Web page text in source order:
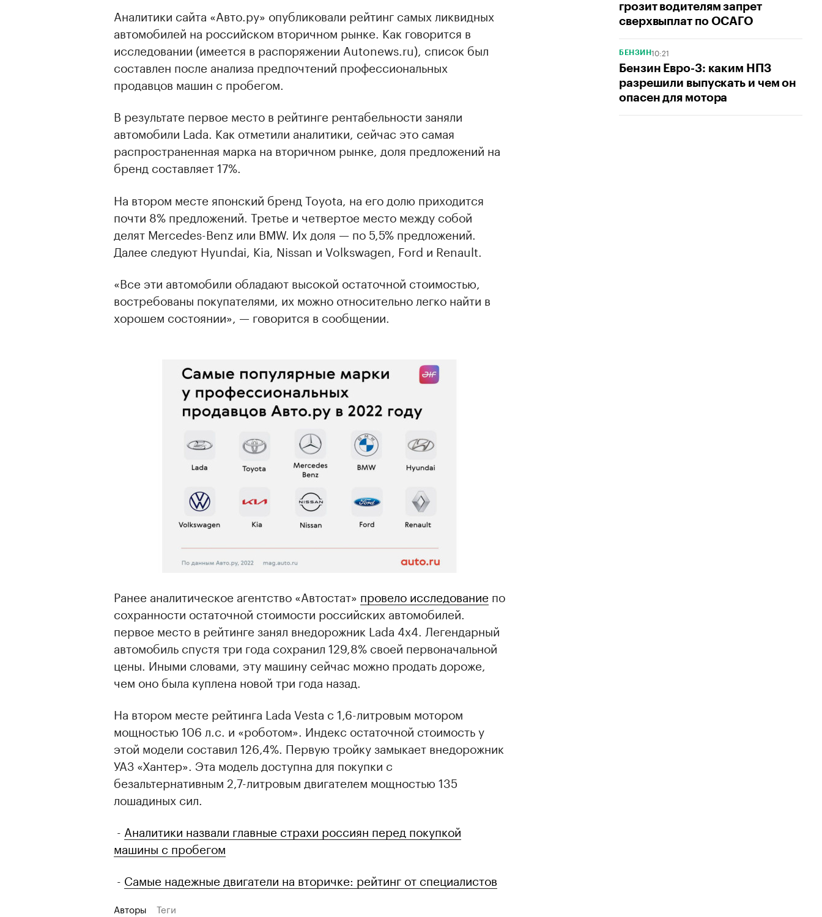
грозит водителям запрет
сверхвыплат по ОСАГО
БЕНЗИН10:21
Бензин Евро-3: каким НПЗ
разрешили выпускать и чем он
опасен для мотора
Аналитики сайта «Авто.ру» опубликовали рейтинг самых ликвидных
автомобилей на российском вторичном рынке. Как говорится в
исследовании (имеется в распоряжении Autonews.ru), список был
составлен после анализа предпочтений профессиональных
продавцов машин с пробегом.
В результате первое место в рейтинге рентабельности заняли
автомобили Lada. Как отметили аналитики, сейчас это самая
распространенная марка на вторичном рынке, доля предложений на
бренд составляет 17%.
00:00 / 00:00
На втором месте японский бренд Toyota, на его долю приходится
почти 8% предложений. Третье и четвертое место между собой
делят Mercedes-Benz или BMW. Их доля — по 5,5% предложений.
Далее следуют Hyundai, Kia, Nissan и Volkswagen, Ford и Renault.
«Все эти автомобили обладают высокой остаточной стоимостью,
востребованы покупателями, их можно относительно легко найти в
хорошем состоянии», — говорится в сообщении.
Ранее аналитическое агентство «Автостат» провело исследование по
сохранности остаточной стоимости российских автомобилей.
первое место в рейтинге занял внедорожник Lada 4x4. Легендарный
автомобиль спустя три года сохранил 129,8% своей первоначальной
цены. Иными словами, эту машину сейчас можно продать дороже,
чем оно была куплена новой три года назад.
На втором месте рейтинга Lada Vesta c 1,6-литровым мотором
мощностью 106 л.с. и «роботом». Индекс остаточной стоимость у
этой модели составил 126,4%. Первую тройку замыкает внедорожник
УАЗ «Хантер». Эта модель доступна для покупки с
безальтернативным 2,7-литровым двигателем мощностью 135
лошадиных сил.
- Аналитики назвали главные страхи россиян перед покупкой
машины с пробегом
- Самые надежные двигатели на вторичке: рейтинг от специалистов
Авторы Теги